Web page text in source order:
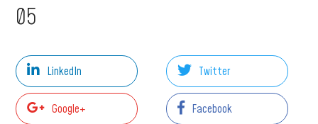
05
LinkedIn Twitter
Google+ Facebook